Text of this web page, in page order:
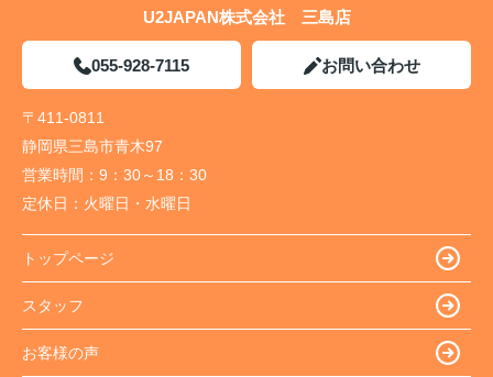
U2JAPAN株式会社 三島店
055-928-7115 お問い合わせ
〒411-0811
静岡県三島市青木97
営業時間： 9：30～18：30
定休日： 火曜日・水曜日
トップページ
スタッフ
お客様の声